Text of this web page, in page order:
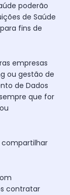
poderão
de Saúde
fins de
empresas
ou gestão de
de Dados
que for
compartilhar
contratar